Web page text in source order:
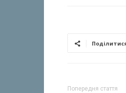
Попередня стаття